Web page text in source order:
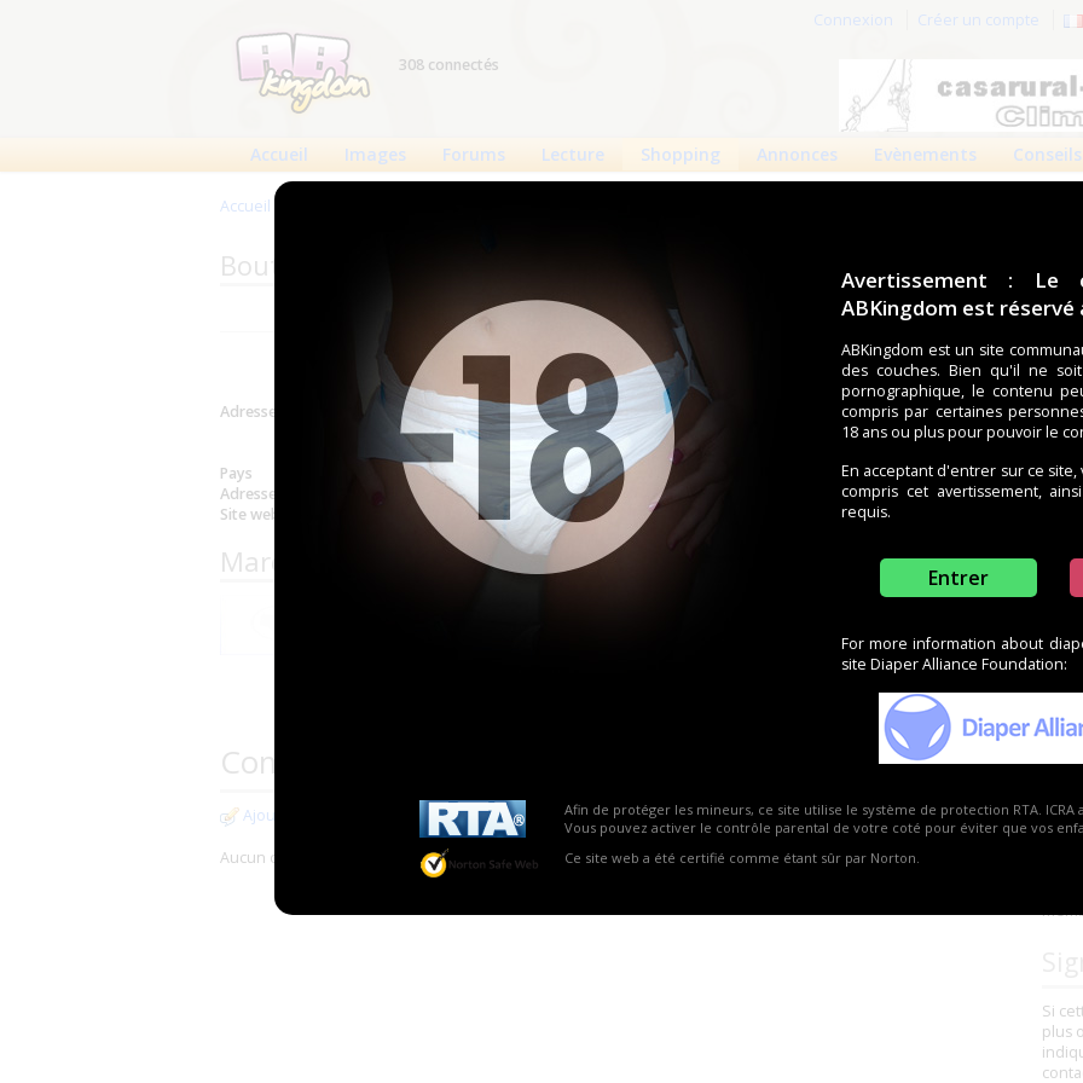
Avertissement : Le
ABKingdom est réservé
ABKingdom est un site
des couches. Bien qu'il ne
pornographique, le contenu
compris par certaines
18 ans ou plus pour pouvoir le
En acceptant d'entrer sur ce
compris cet avertissement,
requis.
Entrer
For more information about
site Diaper Alliance Foundation:
Afin de protéger les mineurs, ce site utilise le système de protection RTA.
Vous pouvez activer le contrôle parental de votre coté pour éviter que vos
Ce site web a été certifié comme étant sûr par Norton.
Connexion Créer un compte
308 connectés
Accueil Images Forums Lecture Shopping Annonces Evènements Conseils
Accueil
Vous
Si
plus
Boutique : Autonomie et Santé
Informations mises à jour le 31 mai 2012 3348 vues
Adresse
5, rue Barrouin - BP 90798 - 42951 Saint-Etienne Cedex 1
1 Rue Louis - 69003 Lyon
Voir sur la carte
Pays
France
Adresse email
autonomie.sante69@wanadoo.fr
Site web
http://www.autonomieetsante.com/
Marques proposées par Autonomie et Santé
Commentaires
Ajouter un commentaire
Aucun commentaire pour cette boutique.